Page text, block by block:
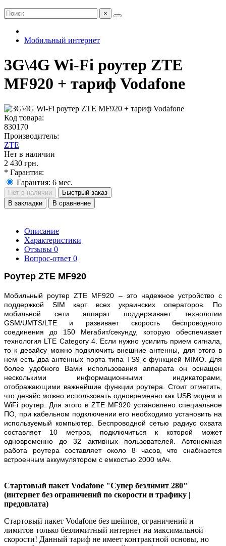
×
Мобильный интернет
3G\4G Wi-Fi роутер ZTE
MF920 + тариф Vodafone
Код товара:
830170
Производитель:
ZTE
Нет в наличии
2 430 грн.
* Гарантия:
Гарантия: 6 мес.
Нет в наличии
Быстрый заказ
В закладки
В сравнение
Описание
Характеристики
Отзывы 0
Вопрос-ответ 0
Роутер ZTE MF920
Мобильный роутер ZTE MF920 – это надежное устройство с
поддержкой SIM карт всех украинских операторов. По
мобильной сети аппарат поддерживает технологии
GSM/UMTS/LTE и развивает скорость беспроводного
соединения до 150 Мегабит/секунду, которую обеспечивает
технология LTE Category 4. Если нужно усилить прием сигнала,
то к девайсу можно подключить внешние антенны, для этого в
нем есть два антенных порта типа TS9 с функцией MIMO. Для
более удобного Вами использования аппарата он оснащен
несколькими информационными индикаторами,
отображающими важнейшие функции роутера. Стоит отметить,
что девайс можно использовать одновременно как USB модем и
WiFi роутер. Для этого в ZTE MF920 установлено специальное
ПО, при кабельном подключении его необходимо установить на
используемый компьютер. Беспроводной сетью радиус охвата
составляет 10 метров, подключиться к которой может
одновременно до 32 активных пользователей. Автономная
работа роутера составляет около 8 часов, что снабжается
встроенным аккумулятором с емкостью 2000 мАч.
Стартовый пакет Vodafone "Супер безлимит 280"
(интернет без ограничений по скорости и трафику |
предоплата)
Стартовый пакет Vodafone без шейпов, ограничений и
лимитов только безлимитный интернет на максимальной
скорости! Данный тариф не имеет контрактной основы, но